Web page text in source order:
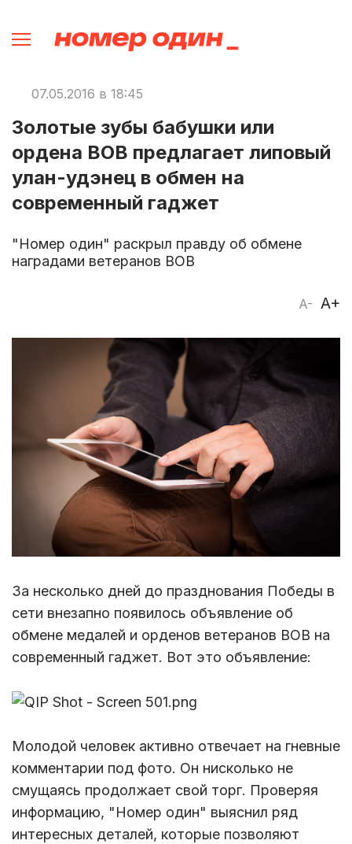
07.05.2016 в 18:45
Золотые зубы бабушки или
ордена ВОВ предлагает липовый
улан-удэнец в обмен на
современный гаджет
"Номер один" раскрыл правду об обмене
наградами ветеранов ВОВ
A- A+
За несколько дней до празднования Победы в
сети внезапно появилось объявление об
обмене медалей и орденов ветеранов ВОВ на
современный гаджет. Вот это объявление:
Молодой человек активно отвечает на гневные
комментарии под фото. Он нисколько не
смущаясь продолжает свой торг. Проверяя
информацию, "Номер один" выяснил ряд
интересных деталей, которые позволяют